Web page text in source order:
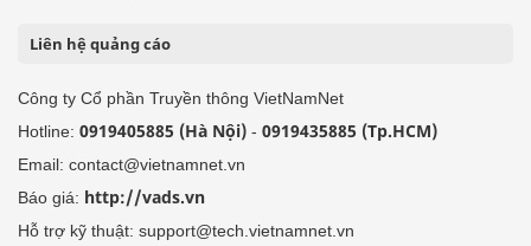
Liên hệ quảng cáo
Công ty Cổ phần Truyền thông VietNamNet
Hotline: 0919405885 (Hà Nội) - 0919435885 (Tp.HCM)
Email: contact@vietnamnet.vn
Báo giá: http://vads.vn
Hỗ trợ kỹ thuật: support@tech.vietnamnet.vn